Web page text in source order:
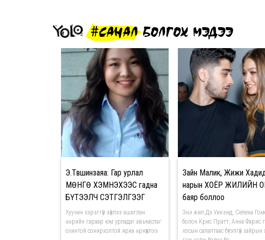
#САНАЛ БОЛГОХ МЭДЭЭ
Э.Түвшинзаяа: Гар урлал
МӨНГӨ ХЭМНЭХЭЭС гадна
БҮТЭЭЛЧ СЭТГЭЛГЭЭГ
хөгжүүлдэг
Хуучин хэрэггүй зүйлээ ашиглан
өөрийн гараар юм урладаг авьяаслаг
охинтой сонирхолтой яриа өрнүүллээ.
Зайн Малик, Жижи
нарын ХОЁР ЖИЛИЙН
баяр боллоо
Энэ жил Дэ Уикэнд, Селена
болон Крис Пратт, Анна Фарис
хосын салалтаас бүтэлгүй